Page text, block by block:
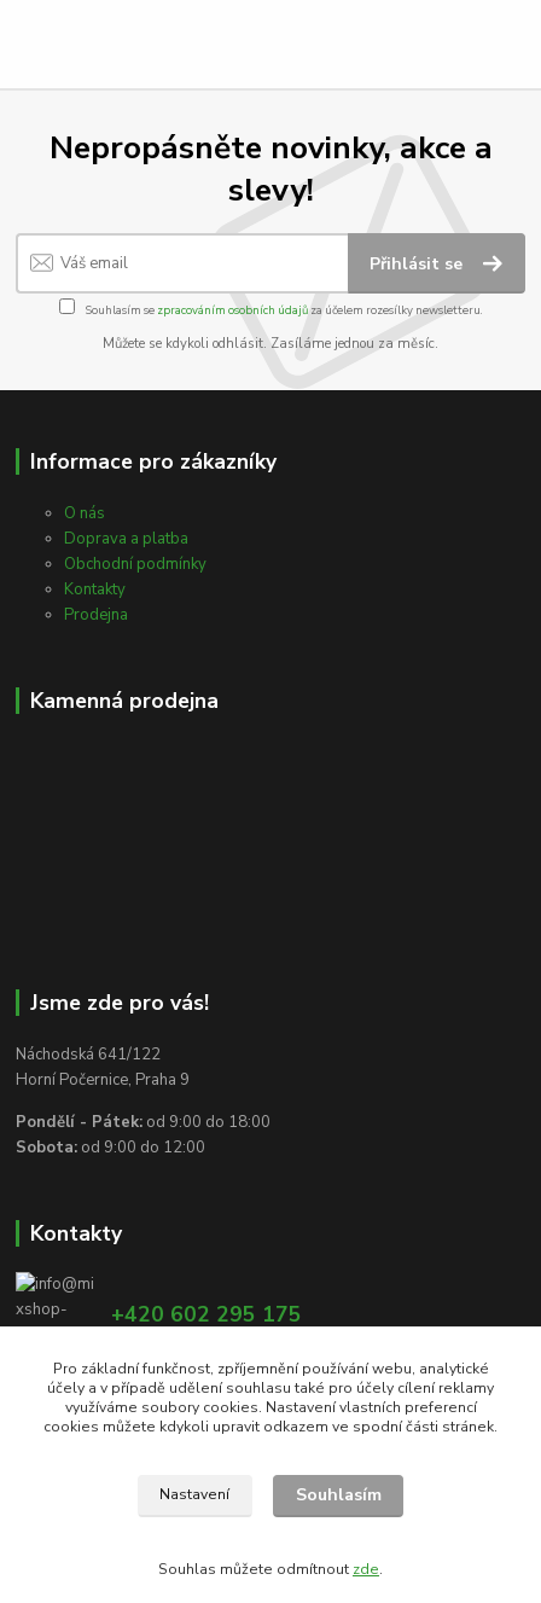
Nepropásněte novinky, akce a
slevy!
Přihlásit se
Souhlasím se zpracováním osobních údajůza účelem rozesílky newsletteru.
Můžete se kdykoli odhlásit. Zasíláme jednou za měsíc.
Informace pro zákazníky
O nás
Doprava a platba
Obchodní podmínky
Kontakty
Prodejna
Kamenná prodejna
Jsme zde pro vás!
Náchodská 641/122
Horní Počernice, Praha 9
Pondělí - Pátek: od 9:00 do 18:00
Sobota: od 9:00 do 12:00
Kontakty
+420 602 295 175
info@mixshop-wertheim.cz
Copyright © 2017 - 2021 | Wertheim Mixshop, s.r.o. | Všechna práva vyhrazena
Pro základní funkčnost, zpříjemnění používání webu, analytické
účely a v případě udělení souhlasu také pro účely cílení reklamy
využíváme soubory cookies. Nastavení vlastních preferencí
cookies můžete kdykoli upravit odkazem ve spodní části stránek.
Nastavení Souhlasím
Souhlas můžete odmítnout zde.